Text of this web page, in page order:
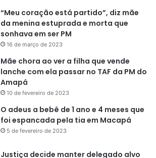
“Meu coração está partido”, diz mãe
da menina estuprada e morta que
sonhava em ser PM
16 de março de 2023
Mãe chora ao ver a filha que vende
lanche com ela passar no TAF da PM do
Amapá
10 de fevereiro de 2023
O adeus a bebê de 1 ano e 4 meses que
foi espancada pela tia em Macapá
5 de fevereiro de 2023
Justiça decide manter delegado alvo